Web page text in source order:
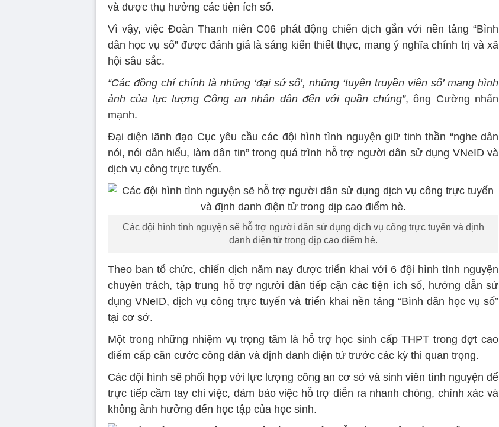
và được thụ hưởng các tiện ích số.
Vì vậy, việc Đoàn Thanh niên C06 phát động chiến dịch gắn với nền tảng “Bình
dân học vụ số” được đánh giá là sáng kiến thiết thực, mang ý nghĩa chính trị và xã
hội sâu sắc.
“Các đồng chí chính là những ‘đại sứ số’, những ‘tuyên truyền viên số’ mang hình
ảnh của lực lượng Công an nhân dân đến với quần chúng”, ông Cường nhấn
mạnh.
Đại diện lãnh đạo Cục yêu cầu các đội hình tình nguyện giữ tinh thần “nghe dân
nói, nói dân hiểu, làm dân tin” trong quá trình hỗ trợ người dân sử dụng VNeID và
dịch vụ công trực tuyến.
Các đội hình tình nguyện sẽ hỗ trợ người dân sử dụng dịch vụ công trực tuyến và định
danh điện tử trong dịp cao điểm hè.
Theo ban tổ chức, chiến dịch năm nay được triển khai với 6 đội hình tình nguyện
chuyên trách, tập trung hỗ trợ người dân tiếp cận các tiện ích số, hướng dẫn sử
dụng VNeID, dịch vụ công trực tuyến và triển khai nền tảng “Bình dân học vụ số”
tại cơ sở.
Một trong những nhiệm vụ trọng tâm là hỗ trợ học sinh cấp THPT trong đợt cao
điểm cấp căn cước công dân và định danh điện tử trước các kỳ thi quan trọng.
Các đội hình sẽ phối hợp với lực lượng công an cơ sở và sinh viên tình nguyện để
trực tiếp cầm tay chỉ việc, đảm bảo việc hỗ trợ diễn ra nhanh chóng, chính xác và
không ảnh hưởng đến học tập của học sinh.